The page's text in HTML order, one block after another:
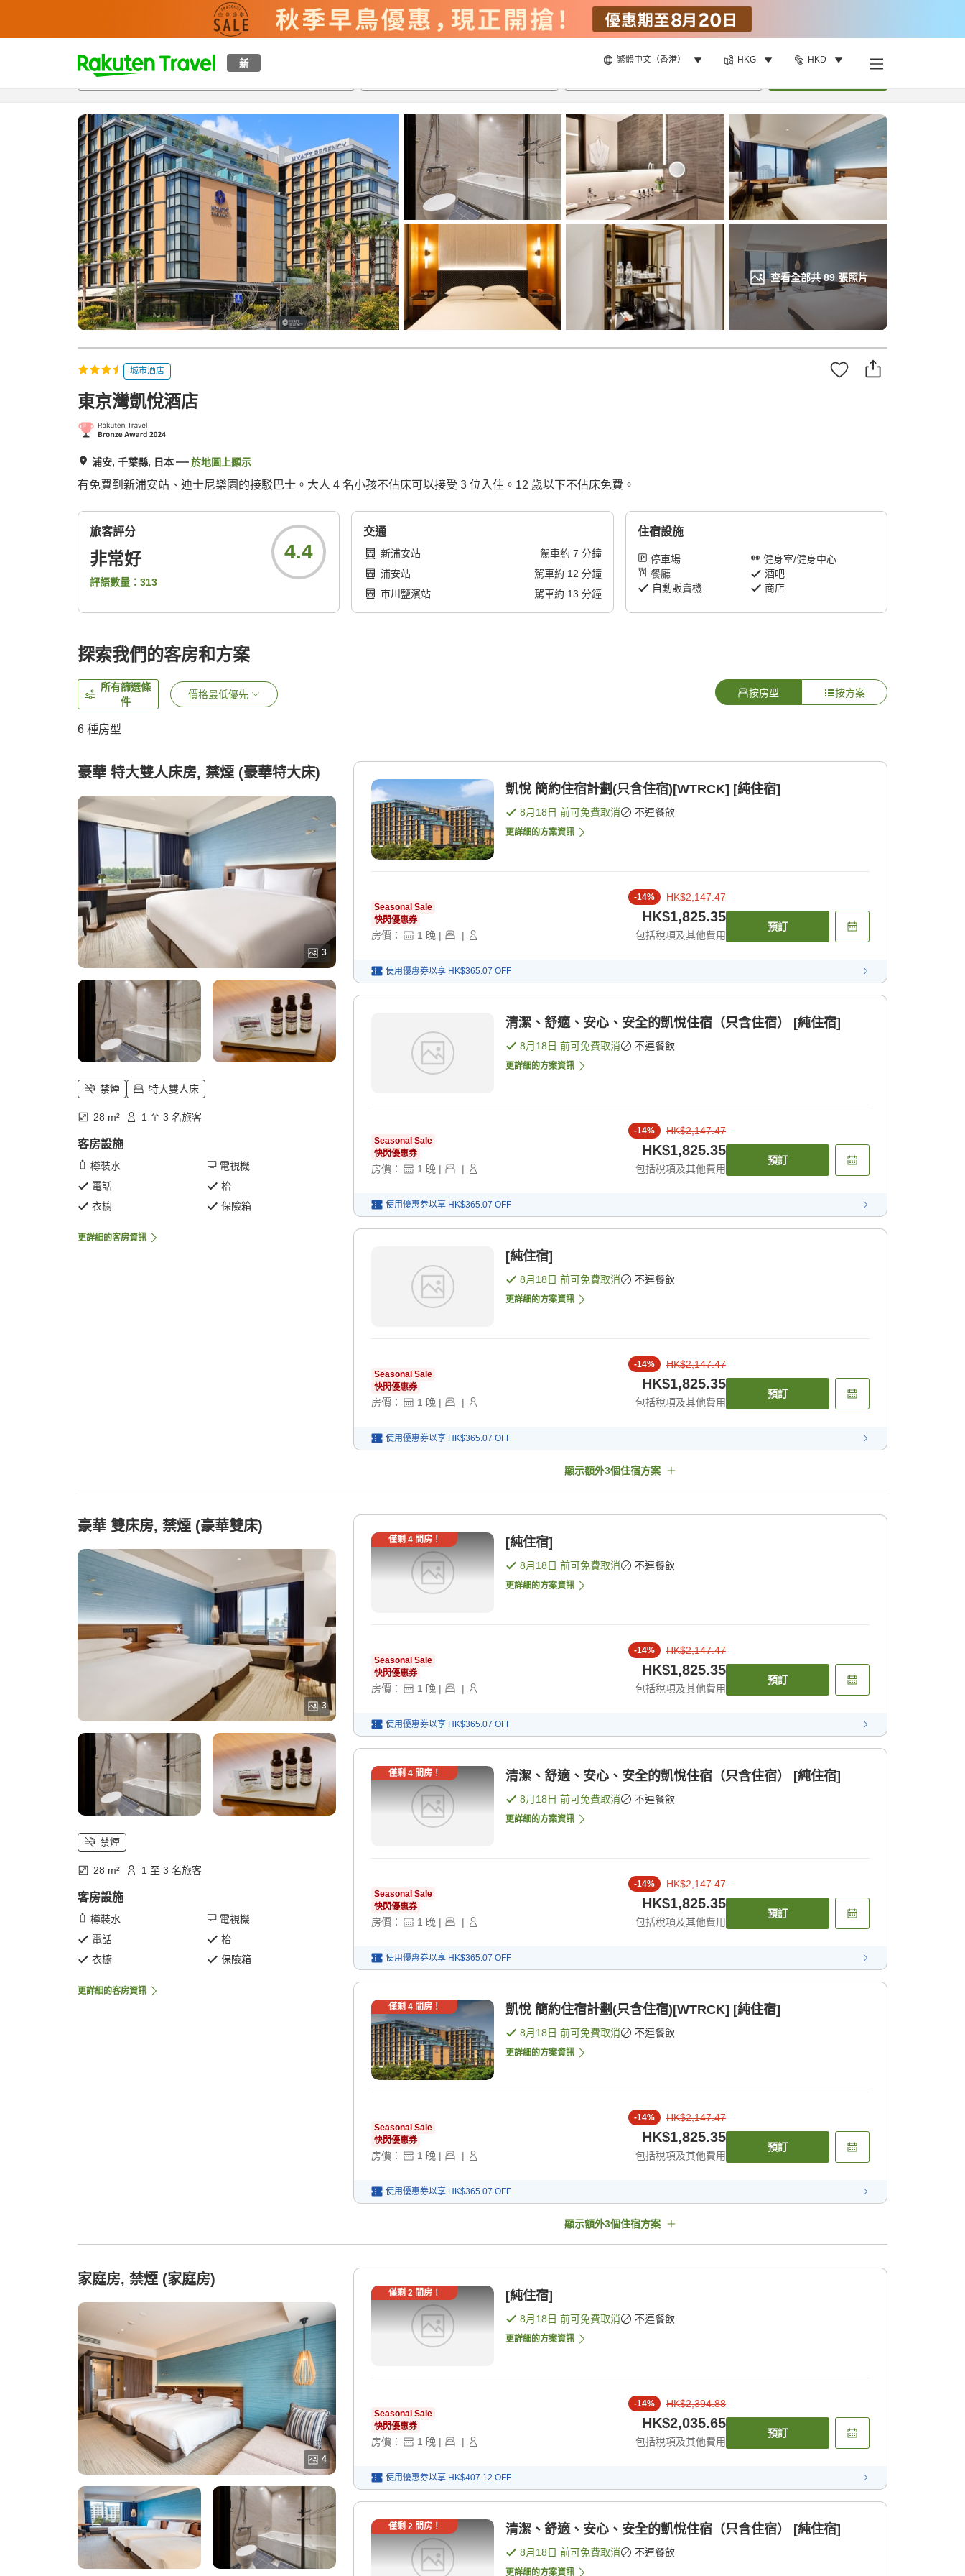
新 繁體中文（香港） HKG HKD
t
p
a
g
e
_
s
e
a
r
c
h
查看全部共89張照片
概覽房間及住宿方案 評價特色設施
城市酒店
東京灣凱悅酒店
浦安, 千葉縣, 日本 於地圖上顯示
有免費到新浦安站、迪士尼樂園的接駁巴士。大人 4 名小孩不佔床可以接受 3 位入住。12 歲以下不佔床免費。
旅客評分
非常好
評語數量： 313
4.4
交通
新浦安站 駕車約 7 分鐘
浦安站
駕車約 12 分鐘
市川鹽濱站
駕車約 13 分鐘
住宿設施
停車場
健身室/健身中心
餐廳
酒吧
自動販賣機
商店
探索我們的客房和方案
所有篩選條
件
價格最低優先 按房型 按方案
6 種房型
豪華 特大雙人床房, 禁煙 (豪華特大床)
3
禁煙 特大雙人床
28 m² 1 至 3 名旅客
客房設施
樽裝水
電視機
電話
枱
衣櫥
保險箱
更詳細的客房資訊
凱悅 簡約住宿計劃(只含住宿)[WTRCK] [純住宿]
8月18日 前可免費取消 不連餐飲
更詳細的方案資訊
Seasonal Sale
快閃優惠券
房價： 1 晚 | |
-14% HK$2,147.47
HK$1,825.35
包括稅項及其他費用
預訂
使用優惠券以享 HK$365.07 OFF
清潔、舒適、安心、安全的凱悅住宿（只含住宿） [純住宿]
8月18日 前可免費取消 不連餐飲
更詳細的方案資訊
Seasonal Sale
快閃優惠券
房價： 1 晚 | |
-14% HK$2,147.47
HK$1,825.35
包括稅項及其他費用
預訂
使用優惠券以享 HK$365.07 OFF
[純住宿]
8月18日 前可免費取消 不連餐飲
更詳細的方案資訊
Seasonal Sale
快閃優惠券
房價： 1 晚 | |
-14% HK$2,147.47
HK$1,825.35
包括稅項及其他費用
預訂
使用優惠券以享 HK$365.07 OFF
顯示額外3個住宿方案
豪華 雙床房, 禁煙 (豪華雙床)
3
禁煙
28 m² 1 至 3 名旅客
客房設施
樽裝水
電視機
電話
枱
衣櫥
保險箱
更詳細的客房資訊
僅剩 4間房！ [純住宿]
8月18日 前可免費取消 不連餐飲
更詳細的方案資訊
Seasonal Sale
快閃優惠券
房價： 1 晚 | |
-14% HK$2,147.47
HK$1,825.35
包括稅項及其他費用
預訂
使用優惠券以享 HK$365.07 OFF
僅剩 4間房！ 清潔、舒適、安心、安全的凱悅住宿（只含住宿） [純住宿]
8月18日 前可免費取消 不連餐飲
更詳細的方案資訊
Seasonal Sale
快閃優惠券
房價： 1 晚 | |
-14% HK$2,147.47
HK$1,825.35
包括稅項及其他費用
預訂
使用優惠券以享 HK$365.07 OFF
僅剩 4間房！ 凱悅 簡約住宿計劃(只含住宿)[WTRCK] [純住宿]
8月18日 前可免費取消 不連餐飲
更詳細的方案資訊
Seasonal Sale
快閃優惠券
房價： 1 晚 | |
-14% HK$2,147.47
HK$1,825.35
包括稅項及其他費用
預訂
使用優惠券以享 HK$365.07 OFF
顯示額外3個住宿方案
家庭房, 禁煙 (家庭房)
4
僅剩 2間房！ [純住宿]
8月18日 前可免費取消 不連餐飲
更詳細的方案資訊
Seasonal Sale
快閃優惠券
房價： 1 晚 | |
-14% HK$2,394.88
HK$2,035.65
包括稅項及其他費用
預訂
使用優惠券以享 HK$407.12 OFF
僅剩 2間房！ 清潔、舒適、安心、安全的凱悅住宿（只含住宿） [純住宿]
8月18日 前可免費取消 不連餐飲
更詳細的方案資訊